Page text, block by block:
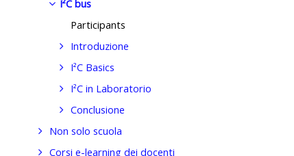
I²C bus
Participants
Introduzione
I²C Basics
I²C in Laboratorio
Conclusione
Non solo scuola
Corsi e-learning dei docenti